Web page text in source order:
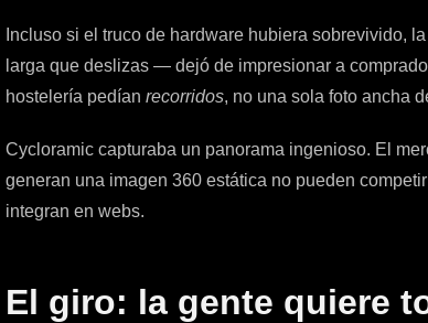
Incluso si el truco de hardware hubiera sobrevivido,
larga que deslizas — dejó de impresionar a
hostelería pedían recorridos, no una sola foto ancha
Cycloramic capturaba un panorama ingenioso. El
generan una imagen 360 estática no pueden
integran en webs.
El giro: la gente quiere